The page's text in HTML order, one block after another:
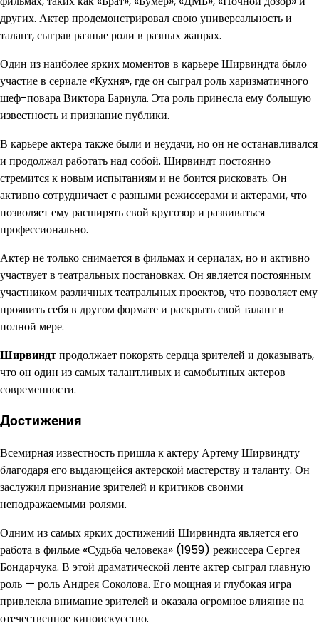
других. Актер продемонстрировал свою универсальность и
талант, сыграв разные роли в разных жанрах.
Один из наиболее ярких моментов в карьере Ширвиндта было
участие в сериале «Кухня», где он сыграл роль харизматичного
шеф-повара Виктора Бариула. Эта роль принесла ему большую
известность и признание публики.
В карьере актера также были и неудачи, но он не останавливался
и продолжал работать над собой. Ширвиндт постоянно
стремится к новым испытаниям и не боится рисковать. Он
активно сотрудничает с разными режиссерами и актерами, что
позволяет ему расширять свой кругозор и развиваться
профессионально.
Актер не только снимается в фильмах и сериалах, но и активно
участвует в театральных постановках. Он является постоянным
участником различных театральных проектов, что позволяет ему
проявить себя в другом формате и раскрыть свой талант в
полной мере.
Ширвиндтпродолжает покорять сердца зрителей и доказывать,
что он один из самых талантливых и самобытных актеров
современности.
Достижения
Всемирная известность пришла к актеру Артему Ширвиндту
благодаря его выдающейся актерской мастерству и таланту. Он
заслужил признание зрителей и критиков своими
неподражаемыми ролями.
Одним из самых ярких достижений Ширвиндта является его
работа в фильме «Судьба человека» (1959) режиссера Сергея
Бондарчука. В этой драматической ленте актер сыграл главную
роль — роль Андрея Соколова. Его мощная и глубокая игра
привлекла внимание зрителей и оказала огромное влияние на
отечественное киноискусство.